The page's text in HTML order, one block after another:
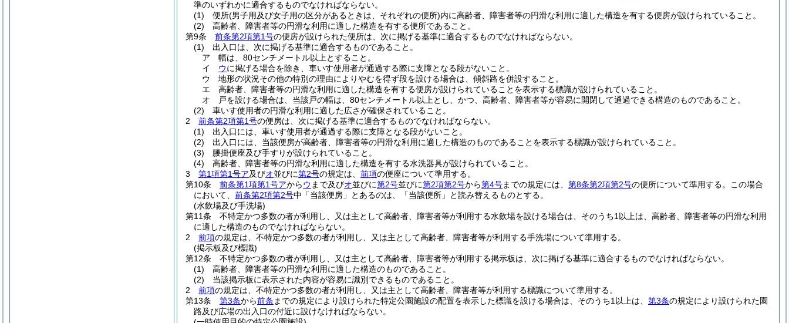
準のいずれかに適合するものでなければならない。
(1)
便所(男子用及び女子用の区分があるときは、それぞれの便所)内に高齢者、障害者等の円滑な利用に適した構造を有する便房が設けられていること。
(2)
高齢者、障害者等の円滑な利用に適した構造を有する便所であること。
第9条
前条第2項第1号の便房が設けられた便所は、次に掲げる基準に適合するものでなければならない。
(1)
出入口は、次に掲げる基準に適合するものであること。
ア
幅は、80センチメートル以上とすること。
イ
ウに掲げる場合を除き、車いす使用者が通過する際に支障となる段がないこと。
ウ
地形の状況その他の特別の理由によりやむを得ず段を設ける場合は、傾斜路を併設すること。
エ
高齢者、障害者等の円滑な利用に適した構造を有する便房が設けられていることを表示する標識が設けられていること。
オ
戸を設ける場合は、当該戸の幅は、80センチメートル以上とし、かつ、高齢者、障害者等が容易に開閉して通過できる構造のものであること。
(2)
車いす使用者の円滑な利用に適した広さが確保されていること。
2
前条第2項第1号の便房は、次に掲げる基準に適合するものでなければならない。
(1)
出入口には、車いす使用者が通過する際に支障となる段がないこと。
(2)
出入口には、当該便房が高齢者、障害者等の円滑な利用に適した構造のものであることを表示する標識が設けられていること。
(3)
腰掛便座及び手すりが設けられていること。
(4)
高齢者、障害者等の円滑な利用に適した構造を有する水洗器具が設けられていること。
3
第1項第1号ア及びオ並びに第2号の規定は、 前項の便座について準用する。
第10条
前条第1項第1号アからウ まで及びオ並びに第2号並びに第2項第2号から第4号までの規定には、 第8条第2項第2号の便所について準用する。
この場合
において、 前条第2項第2号中「当該便房」とあるのは、「当該便所」と読み替えるものとする。
(水飲場及び手洗場)
第11条
不特定かつ多数の者が利用し、又は主として高齢者、障害者等が利用する水飲場を設ける場合は、そのうち1以上は、高齢者、障害者等の円滑な利用
に適した構造のものでなければならない。
2
前項の規定は、不特定かつ多数の者が利用し、又は主として高齢者、障害者等が利用する手洗場について準用する。
(掲示板及び標識)
第12条
不特定かつ多数の者が利用し、又は主として高齢者、障害者等が利用する掲示板は、次に掲げる基準に適合するものでなければならない。
(1)
高齢者、障害者等の円滑な利用に適した構造のものであること。
(2)
当該掲示板に表示された内容が容易に識別できるものであること。
2
前項の規定は、不特定かつ多数の者が利用し、又は主として高齢者、障害者等が利用する標識について準用する。
第13条
第3条から前条 までの規定により設けられた特定公園施設の配置を表示した標識を設ける場合は、そのうち1以上は、 第3条の規定により設けられた園
路及び広場の出入口の付近に設けなければならない。